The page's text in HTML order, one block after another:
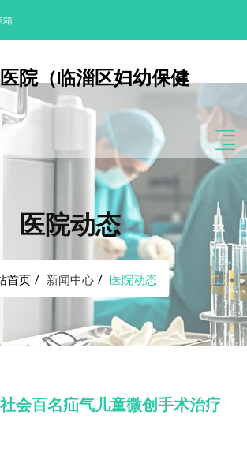
箱
院（临淄区妇幼保健
医院动态
首页 新闻中心 医院动态
会百名疝气儿童微创手术治疗